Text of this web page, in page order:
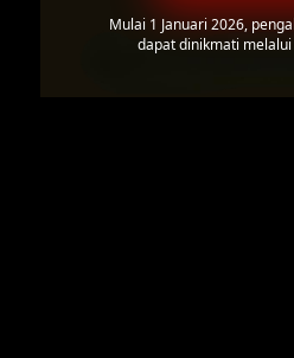
Mulai 1 Januari 2026,
dapat dinikmati melalui